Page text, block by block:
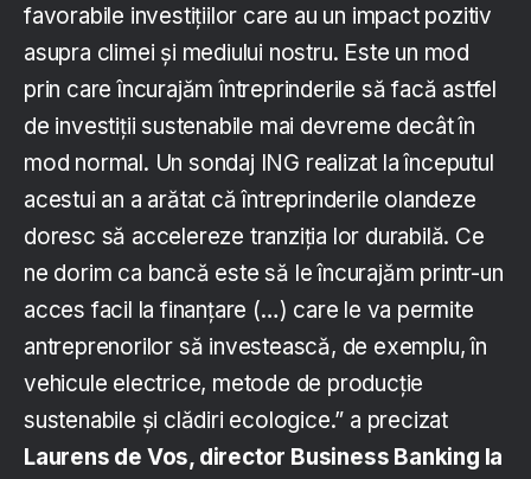
favorabile investițiilor care au un impact pozitiv
asupra climei și mediului nostru. Este un mod
prin care încurajăm întreprinderile să facă astfel
de investiții sustenabile mai devreme decât în
mod normal. Un sondaj ING realizat la începutul
acestui an a arătat că întreprinderile olandeze
doresc să accelereze tranziția lor durabilă. Ce
ne dorim ca bancă este să le încurajăm printr-un
acces facil la finanțare (…) care le va permite
antreprenorilor să investească, de exemplu, în
vehicule electrice, metode de producție
sustenabile și clădiri ecologice.” a precizat
Laurens de Vos, director Business Banking la